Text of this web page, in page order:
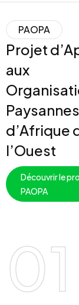
PAOPA
Projet
aux
Paysannes
d’Afrique
l’Ouest
Découvrir le
PAOPA
01